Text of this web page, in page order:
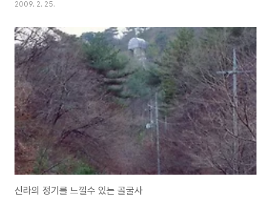
는 불극사 극락전은 마흔여덟가지의 큰 원으로 중생제도의 서원을 닮고 있습니
다. 이 황금돼지는 제물과 의식의 풍요로움을 상징하고 복을 가져다주는 길한
동물로 여기여지어 행복과 즐거움이 가득하다는 극락정토의 복돼지~ 안양문
에서 연화 칩보교를 다시 한 번 더 내려다보며 연꽃무늬를 확인하고 돌아나오
는 길에 불국사 들목에서 주목했던 석축의 옆면을 볼 수 ..
2009. 2. 25.
신라의 정기를 느낄수 있는 골굴사